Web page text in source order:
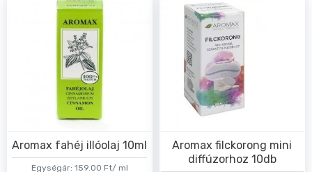
Egységár: 159.00 Ft/ ml
Aromax fahéj illóolaj 10ml
Aromax filckorong mini
diffúzorhoz 10db